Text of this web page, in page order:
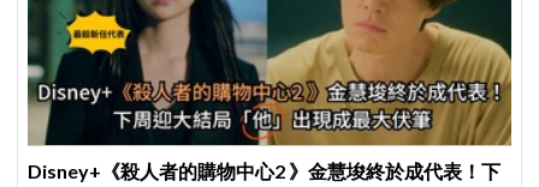
Disney+《殺人者的購物中心2 》金慧埈終於成代表！下